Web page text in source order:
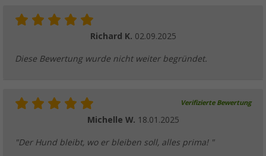
Richard K. 02.09.2025
Diese Bewertung wurde nicht weiter begründet.
Verifizierte Bewertung
Michelle W. 18.01.2025
"Der Hund bleibt, wo er bleiben soll, alles prima! "